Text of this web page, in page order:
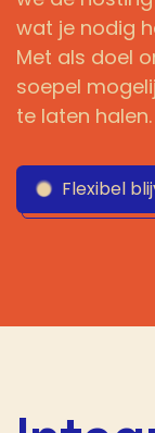
wat je nodig
Met als doel
soepel
te laten halen.
Flexibel